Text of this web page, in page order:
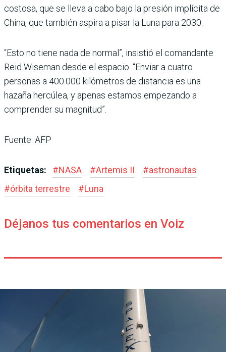
costosa, que se lleva a cabo bajo la presión implícita de
China, que también aspira a pisar la Luna para 2030.
“Esto no tiene nada de normal”, insistió el comandante
Reid Wiseman desde el espacio. “Enviar a cuatro
personas a 400.000 kilómetros de distancia es una
hazaña hercúlea, y apenas estamos empezando a
comprender su magnitud”.
Fuente: AFP
Etiquetas: #NASA #Artemis II #astronautas
#órbita terrestre #Luna
Déjanos tus comentarios en Voiz